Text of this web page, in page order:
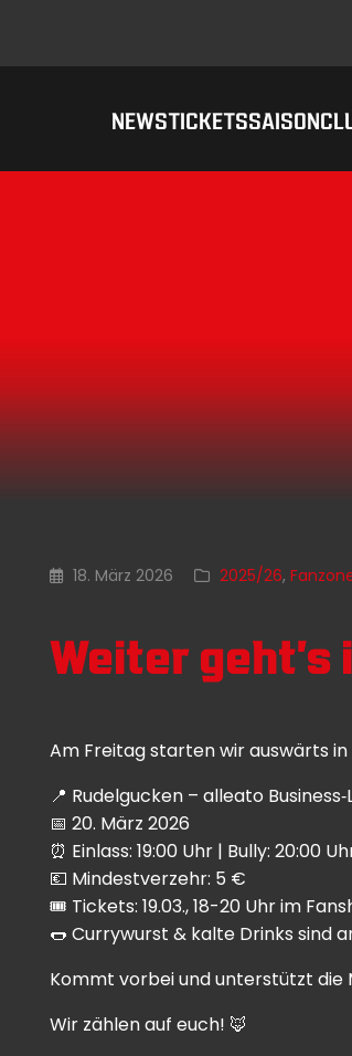
NEWSTICKETSSAISON
18. März 2026 2025/26,
Weiter geht’s
Am Freitag starten wir auswärts in
📍 Rudelgucken – alleato
📅 20. März 2026
⏰ Einlass: 19:00 Uhr | Bully: 20:00
💶 Mindestverzehr: 5 €
🎟️ Tickets: 19.03., 18-20 Uhr im
🌭 Currywurst & kalte Drinks sind
Kommt vorbei und unterstützt die
Wir zählen auf euch! 🦊